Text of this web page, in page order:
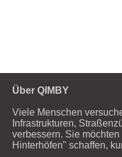
Über QIMBY
Viele Menschen
Infrastrukturen,
verbessern. Sie
Hinterhöfen" schaffen,